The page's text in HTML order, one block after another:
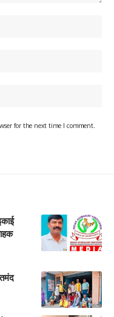
for the next time I comment.